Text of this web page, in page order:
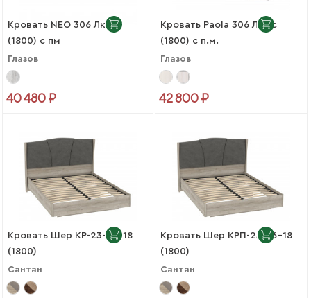
Кровать NEO 306 Люкс
(1800) с пм
Глазов
40 480 ₽
Кровать Paola 306 Люкс
(1800) с п.м.
Глазов
42 800 ₽
Кровать Шер КР-23-16-18
(1800)
Сантан
Кровать Шер КРП-23-16-18
(1800)
Сантан